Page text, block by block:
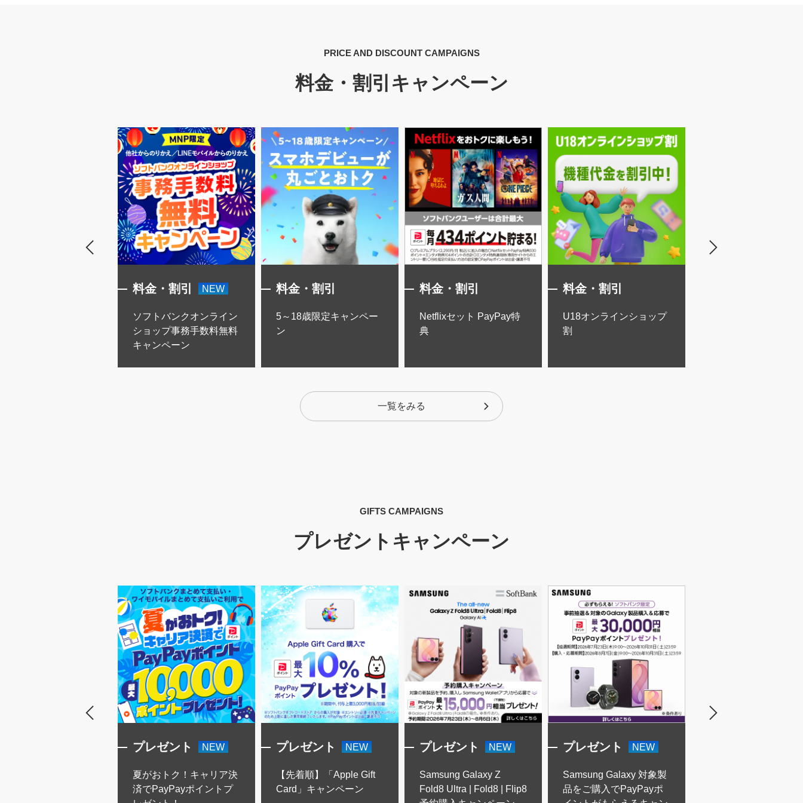
PRICE AND DISCOUNT CAMPAIGNS
料金・割引キャンペーン
料金・割引 NEW
ソフトバンクオンライン
ショップ事務手数料無料
キャンペーン
料金・割引
5～18歳限定キャンペー
ン
料金・割引
Netflixセット PayPay特
典
料金・割引
U18オンラインショップ
割
一覧をみる
GIFTS CAMPAIGNS
プレゼントキャンペーン
プレゼント NEW
夏がおトク！キャリア決
済でPayPayポイントプ
プレゼント NEW
【先着順】「Apple Gift
Card」キャンペーン
プレゼント NEW
Samsung Galaxy Z
Fold8 Ultra | Fold8 | Flip8
プレゼント NEW
Samsung Galaxy 対象製
品をご購入でPayPayポ